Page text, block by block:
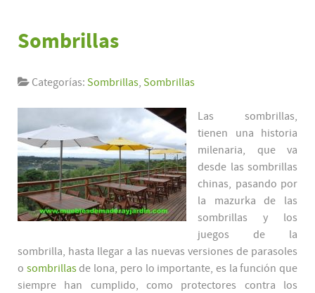
Sombrillas
Categorías: Sombrillas, Sombrillas
Las sombrillas,
tienen una historia
milenaria, que va
desde las sombrillas
chinas, pasando por
la mazurka de las
sombrillas y los
juegos de la
sombrilla, hasta llegar a las nuevas versiones de parasoles
o sombrillasde lona, pero lo importante, es la función que
siempre han cumplido, como protectores contra los